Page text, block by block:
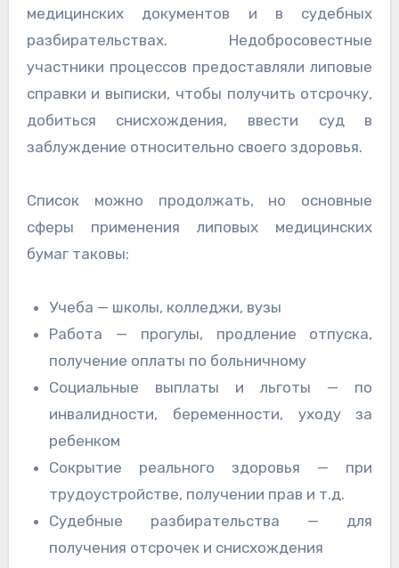
медицинских документов и в судебных
разбирательствах. Недобросовестные
участники процессов предоставляли липовые
справки и выписки, чтобы получить отсрочку,
добиться снисхождения, ввести суд в
заблуждение относительно своего здоровья.
Список можно продолжать, но основные
сферы применения липовых медицинских
бумаг таковы:
Учеба — школы, колледжи, вузы
Работа — прогулы, продление отпуска,
получение оплаты по больничному
Социальные выплаты и льготы — по
инвалидности, беременности, уходу за
ребенком
Сокрытие реального здоровья — при
трудоустройстве, получении прав и т.д.
Судебные разбирательства — для
получения отсрочек и снисхождения